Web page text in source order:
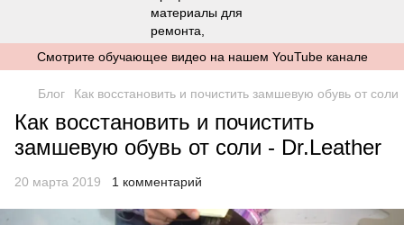
Смотрите обучающее видео на нашем YouTube канале
Блог Как восстановить и почистить замшевую обувь от соли
Как восстановить и почистить
замшевую обувь от соли - Dr.Leather
20 марта 2019 1 комментарий